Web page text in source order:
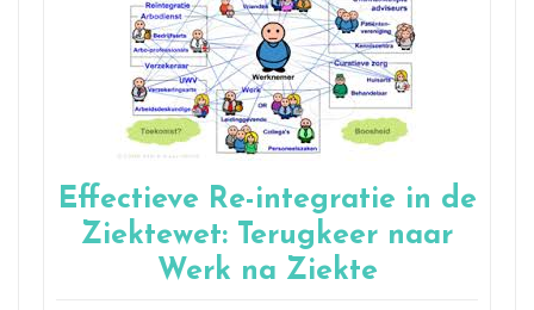
Effectieve Re-integratie in de
Ziektewet: Terugkeer naar
Werk na Ziekte